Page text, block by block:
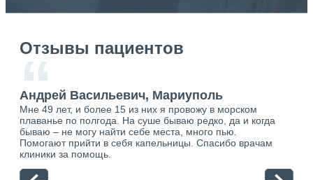
Отзывы пациентов
“
Андрей Васильевич, Мариуполь
Мне 49 лет, и более 15 из них я провожу в морском
плаванье по полгода. На суше бываю редко, да и когда
бываю – не могу найти себе места, много пью.
Помогают прийти в себя капельницы. Спасибо врачам
клиники за помощь.